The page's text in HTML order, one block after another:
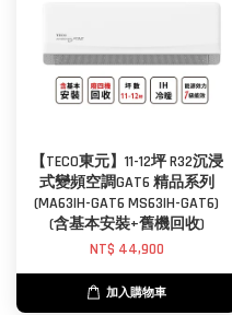
【TECO東元】11-12坪 R32沉浸
式變頻空調GAT6 精品系列
(MA63IH-GAT6 MS63IH-GAT6)
(含基本安裝+舊機回收)
NT$ 44,900
加入購物車